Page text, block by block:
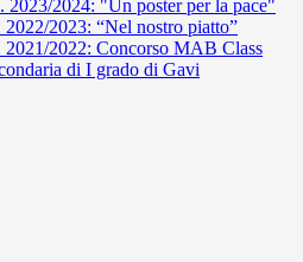
2023/2024: "Un poster per la pace"
2022/2023: “Nel nostro piatto”
2021/2022: Concorso MAB Class
di I grado di Gavi